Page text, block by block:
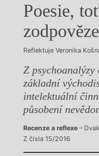
Poesie,
Reflektuje Veronika
Z
základní
intelektuální
působení
Recenze a reflexe–
Z čísla 15/2016